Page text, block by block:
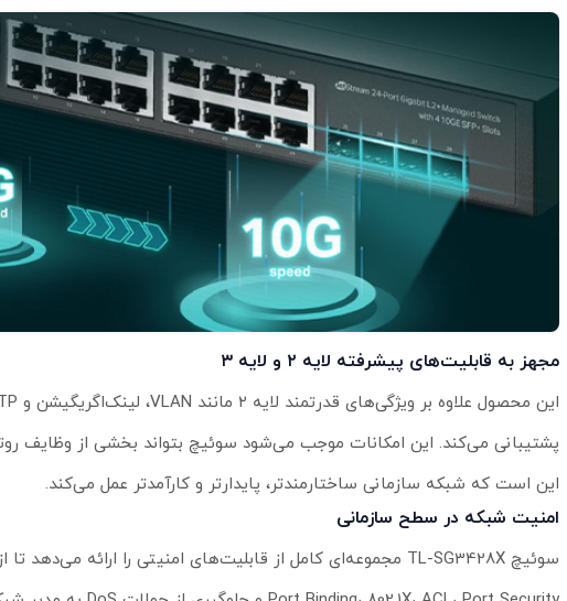
مجهز به قابلیت‌های پیشرفته لایه ۲ و لایه ۳
پشتیبانی می‌کند. این امکانات موجب می‌شود سوئیچ بتواند بخشی از وظایف
این است که شبکه سازمانی ساختارمندتر، پایدارتر و کارآمدتر عمل می‌کند.
امنیت شبکه در سطح سازمانی